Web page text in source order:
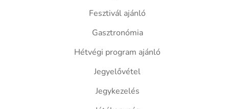
Fesztivál ajánló
Gasztronómia
Hétvégi program ajánló
Jegyelővétel
Jegykezelés